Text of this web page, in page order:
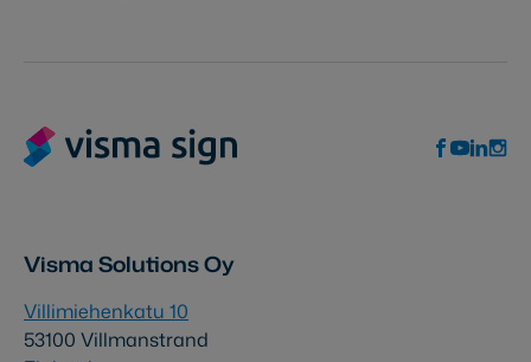
Visma Solutions Oy
Villimiehenkatu 10
53100 Villmanstrand